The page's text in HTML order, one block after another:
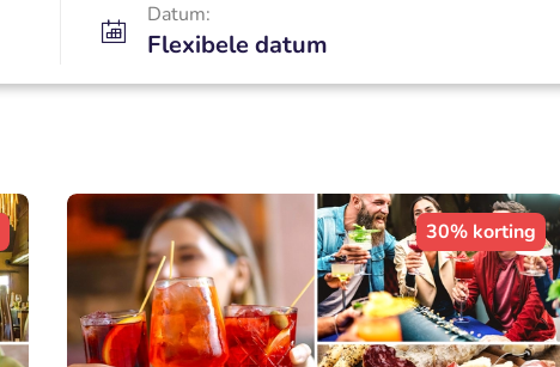
Datum:
Flexibele datum
30% korting